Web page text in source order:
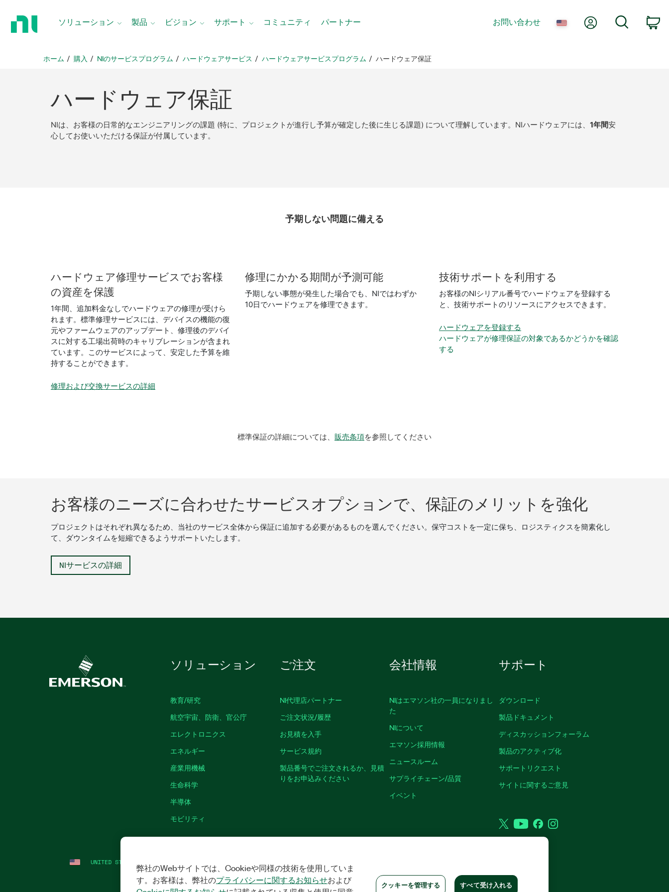
ソリューション 製品 ビジョン サポート コミュニティ パートナー お問い合わせ Myアカウント
ホーム 購入 NIのサービスプログラム ハードウェアサービス ハードウェアサービスプログラム ハードウェア保証
ハードウェア保証
NIは、お客様の日常的なエンジニアリングの課題 (特に、プロジェクトが進行し予算が確定した後に生じる課題) について理解しています。NIハードウェアには、 1年間安
心してお使いいただける保証が付属しています。
予期しない問題に備える
ハードウェア修理サービス でお客様
の資産を保護
1年間、追加料金なしでハードウェアの修理が受けら
れます。標準修理サービスには、デバイスの機能の復
元やファームウェアのアップデート、修理後のデバイ
スに対する工場出荷時のキャリブレーションが含まれ
ています。このサービスによって、安定した予算を維
持することができます。
修理および交換サービスの詳細
修理に かかる期間が予測可能
予期しない事態が発生した場合でも、NIではわずか
10日でハードウェアを修理できます。
技術サポート を利用する
お客様のNIシリアル番号でハードウェアを登録する
と、技術サポートのリソースにアクセスできます。
ハードウェアを登録する
ハードウェアが修理保証の対象であるかどうかを確認
する
標準保証の詳細については、 販売条項を参照してください
お客様のニーズに合わせたサービスオプションで、保証のメリットを強化
プロジェクトはそれぞれ異なるため、当社のサービス全体から保証に追加する必要があるものを選んでください。保守コストを一定に保ち、ロジスティクスを簡素化し
て、ダウンタイムを短縮できるようサポートいたします。
NIサービスの詳細
ソリューション
教育/研究
航空宇宙、防衛、官公庁
エレクトロニクス
エネルギー
産業用機械
生命科学
半導体
モビリティ
ご注文
NI代理店パートナー
ご注文状況/履歴
お見積を入手
サービス規約
製品番号でご注文されるか、見積
りをお申込みください
会社情報
NIはエマソン社の一員になりまし
た
NIについて
エマソン採用情報
ニュースルーム
サプライチェーン/品質
イベント
サポート
ダウンロード
製品ドキュメント
ディスカッションフォーラム
製品のアクティブ化
サポートリクエスト
サイトに関するご意見
TwitterYouTubeFacebookInstagram
UNITED STATES
弊社のWebサイトでは、Cookieや同様の技術を使用していま
す。お客様は、弊社のプライバシーに関するお知らせおよび
クッキーを管理する すべて受け入れる